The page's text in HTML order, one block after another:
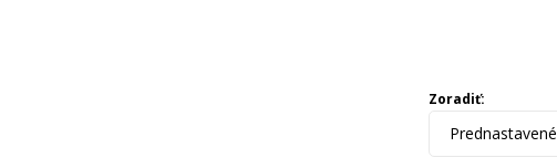
Zoradiť:
Prednastavené